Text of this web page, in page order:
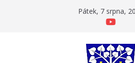
Pátek, 7 srpna,